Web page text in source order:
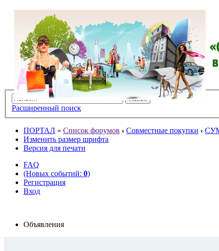
Расширенный поиск
ПОРТАЛ » Список форумов ‹ Совместные покупки ‹
Изменить размер шрифта
Версия для печати
FAQ
(Новых событий: 0)
Регистрация
Вход
Объявления